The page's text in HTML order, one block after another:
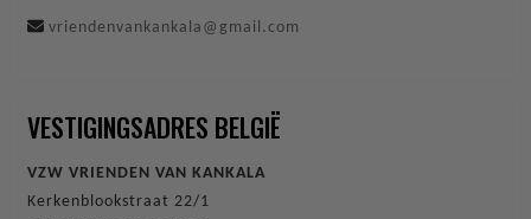
vriendenvankankala@gmail.com
VESTIGINGSADRES BELGIË
VZW VRIENDEN VAN KANKALA
Kerkenblookstraat 22/1